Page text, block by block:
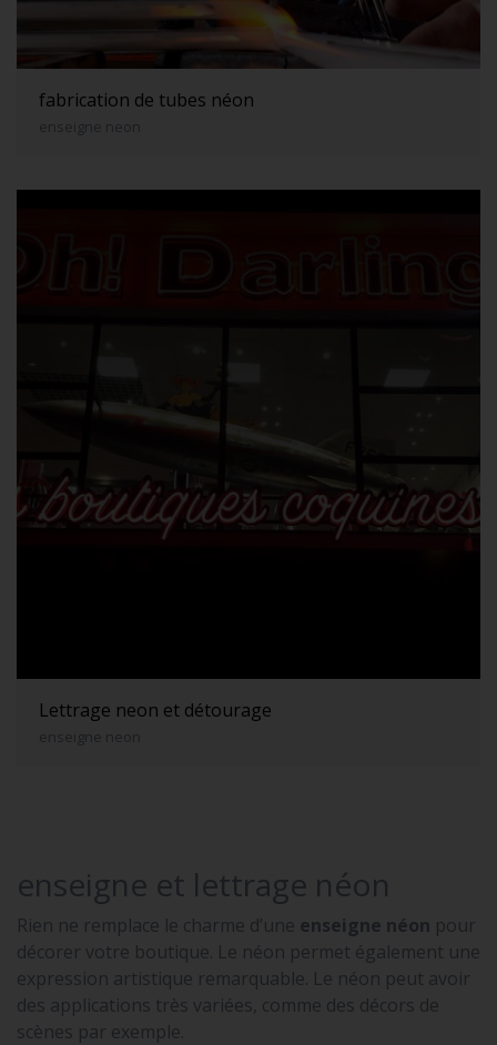
fabrication de tubes néon
enseigne neon
Lettrage neon et détourage
enseigne neon
enseigne et lettrage néon
Rien ne remplace le charme d’une enseigne néon pour
décorer votre boutique. Le néon permet également une
expression artistique remarquable. Le néon peut avoir
des applications très variées, comme des décors de
scènes par exemple.